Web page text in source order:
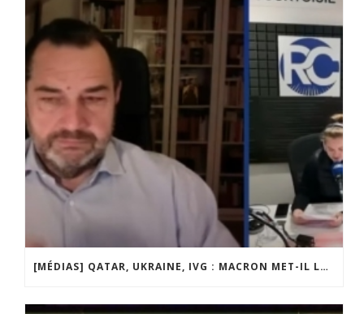
[MÉDIAS] QATAR, UKRAINE, IVG : MACRON MET-IL LA FRANCE EN DANGER ? JF POISSON INVITÉ DE LIGNE DROITE SUR RADIO COURTOISIE